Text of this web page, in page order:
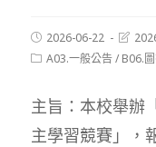
Post
published:
2026-06-22
Post
PostA03.一般公告/ B06.
主旨：本校舉辦
主學習競賽」，